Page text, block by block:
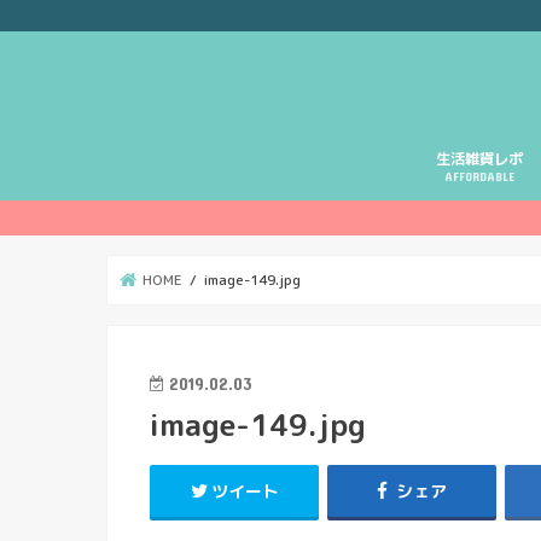
生活雑貨レポ
AFFORDABLE
HOME image-149.jpg
2019.02.03
image-149.jpg
ツイート シェア